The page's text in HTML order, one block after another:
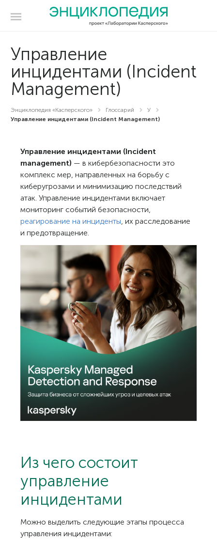
Управление
инцидентами (Incident
Management)
Энциклопедия «Касперского» Глоссарий
У
Управление инцидентами (Incident Management)
Управление инцидентами (Incident
management) — в кибербезопасности это
комплекс мер, направленных на борьбу с
киберугрозами и минимизацию последствий
атак. Управление инцидентами включает
мониторинг событий безопасности,
реагирование на инциденты, их расследование
и предотвращение.
Из чего состоит
управление
инцидентами
Можно выделить следующие этапы процесса
управления инцидентами: